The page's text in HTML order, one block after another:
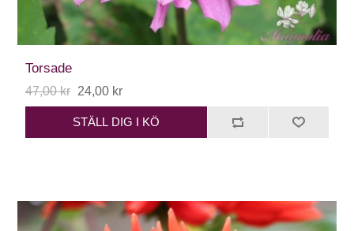
Torsade
47,00 kr 24,00 kr
STÄLL DIG I KÖ